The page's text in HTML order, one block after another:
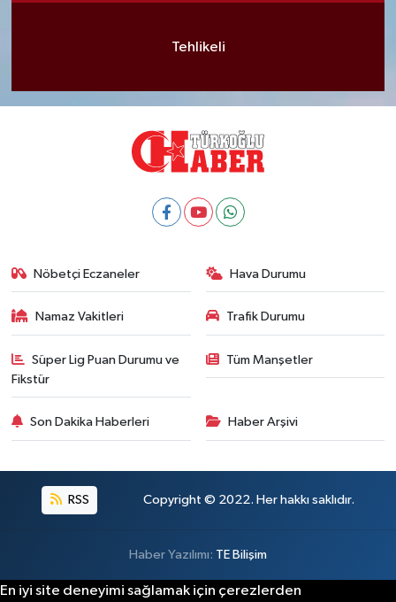
Tehlikeli
Nöbetçi Eczaneler Hava Durumu
Namaz Vakitleri Trafik Durumu
Süper Lig Puan Durumu ve
Fikstür
Tüm Manşetler
Son Dakika Haberleri Haber Arşivi
RSS Copyright © 2022. Her hakkı saklıdır.
Haber Yazılımı: TE Bilişim
En iyi site deneyimi sağlamak için çerezlerden